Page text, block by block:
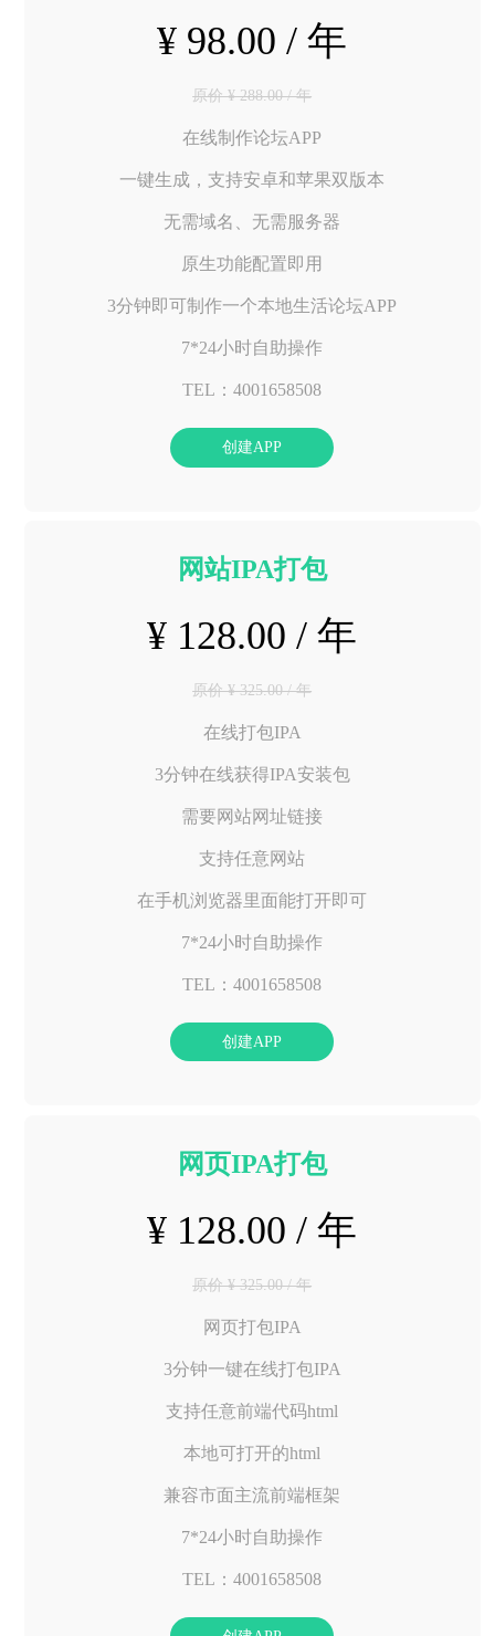
¥ 98.00 / 年
原价 ¥ 288.00 / 年
在线制作论坛APP
一键生成，支持安卓和苹果双版本
无需域名、无需服务器
原生功能配置即用
3分钟即可制作一个本地生活论坛APP
7*24小时自助操作
TEL：4001658508
创建APP
网站IPA打包
¥ 128.00 / 年
原价 ¥ 325.00 / 年
在线打包IPA
3分钟在线获得IPA安装包
需要网站网址链接
支持任意网站
在手机浏览器里面能打开即可
7*24小时自助操作
TEL：4001658508
创建APP
网页IPA打包
¥ 128.00 / 年
原价 ¥ 325.00 / 年
网页打包IPA
3分钟一键在线打包IPA
支持任意前端代码html
本地可打开的html
兼容市面主流前端框架
7*24小时自助操作
TEL：4001658508